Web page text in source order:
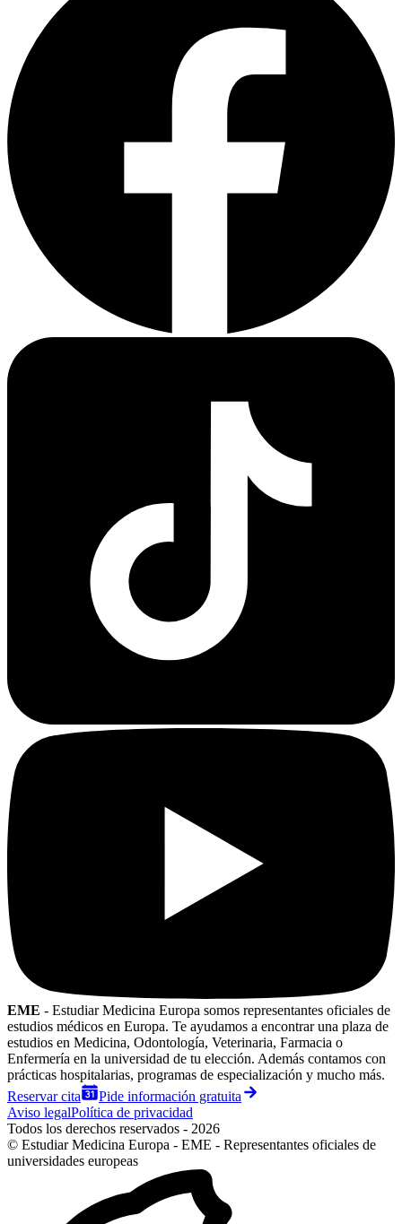
EME - Estudiar Medicina Europa somos representantes oficiales de
estudios médicos en Europa. Te ayudamos a encontrar una plaza de
estudios en Medicina, Odontología, Veterinaria, Farmacia o
Enfermería en la universidad de tu elección. Además contamos con
prácticas hospitalarias, programas de especialización y mucho más.
Reservar cita
Pide información gratuita
Aviso legalPolítica de privacidad
Todos los derechos reservados - 2026
© Estudiar Medicina Europa - EME - Representantes oficiales de
universidades europeas